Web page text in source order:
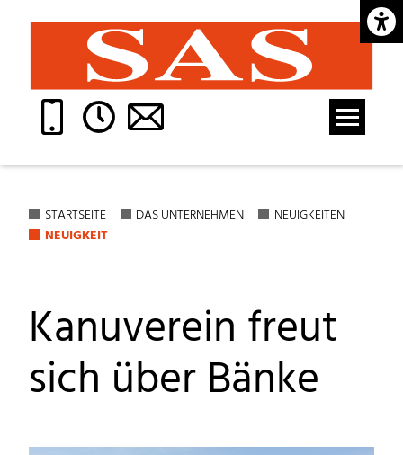
STARTSEITE DAS UNTERNEHMEN
NEUIGKEITEN
NEUIGKEIT
Kanuverein freut
sich über Bänke